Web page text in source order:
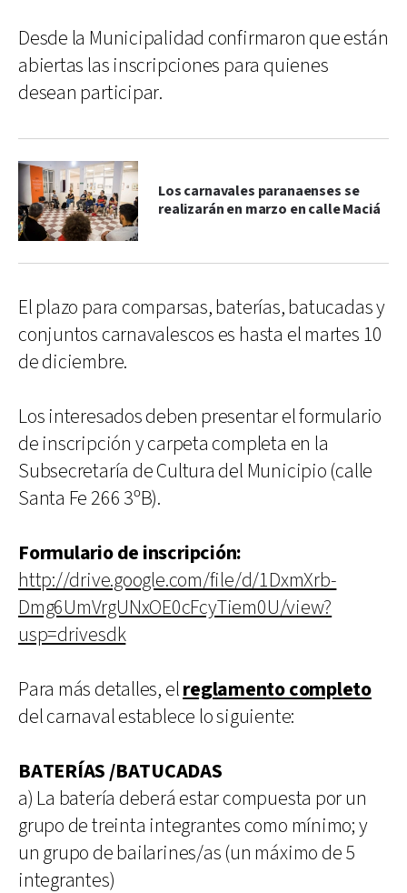
Desde la Municipalidad confirmaron que están
abiertas las inscripciones para quienes
desean participar.
Los carnavales paranaenses se
realizarán en marzo en calle Maciá
El plazo para comparsas, baterías, batucadas y
conjuntos carnavalescos es hasta el martes 10
de diciembre.
Los interesados deben presentar el formulario
de inscripción y carpeta completa en la
Subsecretaría de Cultura del Municipio (calle
Santa Fe 266 3ºB).
Formulario de inscripción:
http://drive.google.com/file/d/1DxmXrb-
Dmg6UmVrgUNxOE0cFcyTiem0U/view?
usp=drivesdk
Para más detalles, elreglamento completo
del carnaval establece lo siguiente:
BATERÍAS /BATUCADAS
a) La batería deberá estar compuesta por un
grupo de treinta integrantes como mínimo; y
un grupo de bailarines/as (un máximo de 5
integrantes)